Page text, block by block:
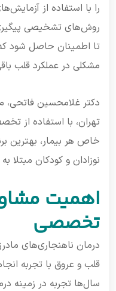
را با استفاده از
روش‌های تشخیصی
تا اطمینان حاصل شود
مشکلی در عملکرد قلب
دکتر غلامحسین
تهران، با استفاده از
خاص هر بیمار، بهترین
نوزادان و کودکان مبتلا
اهمیت
تخصصی
درمان ناهنجاری‌های
قلب و عروق با تجربه
سال‌ها تجربه در زمینه